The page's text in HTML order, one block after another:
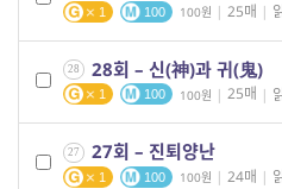
1 100 100 | 25매 |
28 28회 – 신(神)과 귀(鬼)
1 100 100 | 25매 |
27 27회 – 진퇴양난
1 100 100 | 24매 |